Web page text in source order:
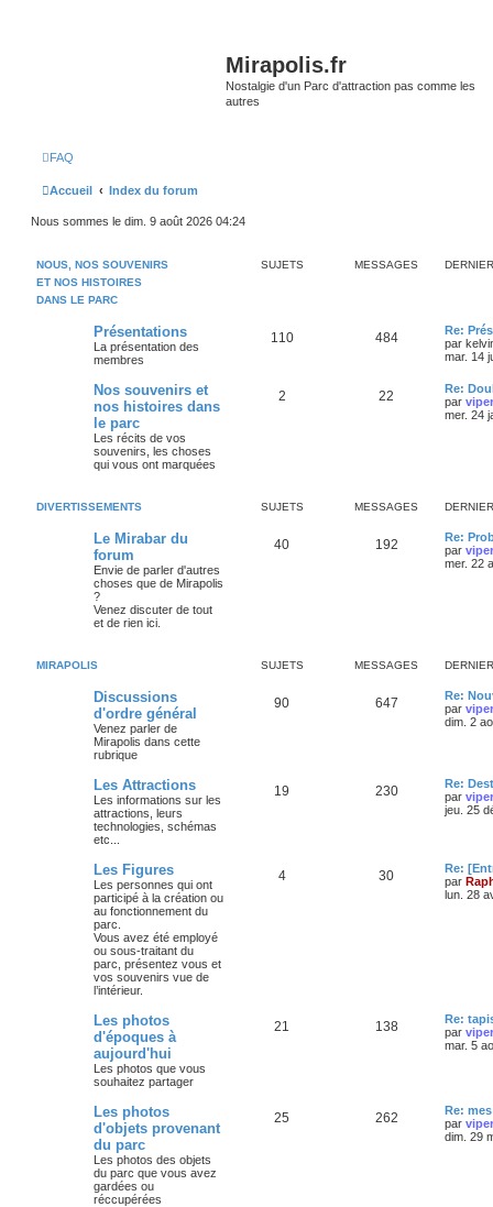
Mirapolis.fr
Nostalgie d'un Parc d'attraction pas comme les
autres
FAQ
Accueil Index du forum
Nous sommes le dim. 9 août 2026 04:24
NOUS, NOS SOUVENIRS
ET NOS HISTOIRES
DANS LE PARC
SUJETS MESSAGES
Présentations
La présentation des
membres
110 484
Re:
par
mar. 14
Nos souvenirs et
nos histoires dans
le parc
Les récits de vos
souvenirs, les choses
qui vous ont marquées
2 22
Re:
par
mer. 24
DIVERTISSEMENTS SUJETS MESSAGES
Le Mirabar du
forum
Envie de parler d'autres
choses que de Mirapolis
?
Venez discuter de tout
et de rien ici.
40 192
Re:
par
mer. 22
MIRAPOLIS SUJETS MESSAGES
Discussions
d'ordre général
Venez parler de
Mirapolis dans cette
rubrique
90 647
Re:
par
dim. 2
Les Attractions
Les informations sur les
attractions, leurs
technologies, schémas
etc...
19 230
Re:
par
jeu. 25
Les Figures
Les personnes qui ont
participé à la création ou
au fonctionnement du
parc.
Vous avez été employé
ou sous-traitant du
parc, présentez vous et
vos souvenirs vue de
l’intérieur.
4 30
Re:
par
lun. 28
Les photos
d'époques à
aujourd'hui
Les photos que vous
souhaitez partager
21 138
Re:
par
mar. 5
Les photos
d'objets provenant
du parc
Les photos des objets
du parc que vous avez
gardées ou
réccupérées
25 262
Re:
par
dim. 29